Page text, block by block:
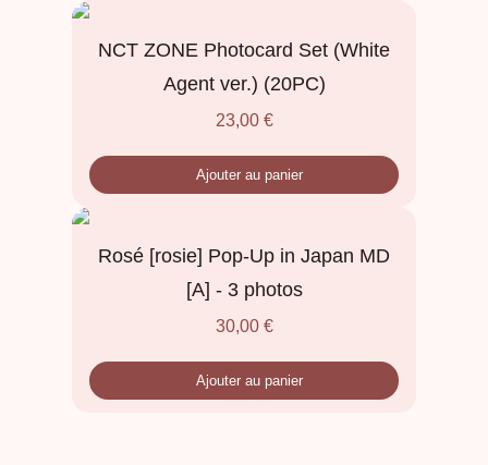
NCT ZONE Photocard Set (White
Agent ver.) (20PC)
23,00 €
Ajouter au panier
Rosé [rosie] Pop-Up in Japan MD
[A] - 3 photos
30,00 €
Ajouter au panier